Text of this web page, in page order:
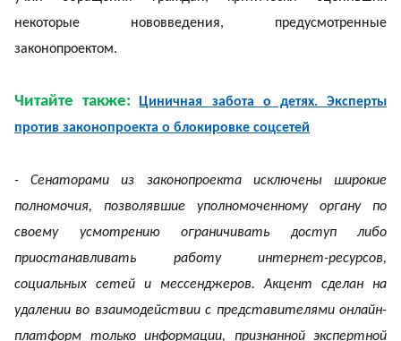
некоторые нововведения, предусмотренные
законопроектом.
Читайте также:
Циничная забота о детях. Эксперты
против законопроекта о блокировке соцсетей
- Сенаторами из законопроекта исключены широкие
полномочия, позволявшие уполномоченному органу по
своему усмотрению ограничивать доступ либо
приостанавливать работу интернет-ресурсов,
социальных сетей и мессенджеров. Акцент сделан на
удалении во взаимодействии с представителями онлайн-
платформ только информации, признанной экспертной